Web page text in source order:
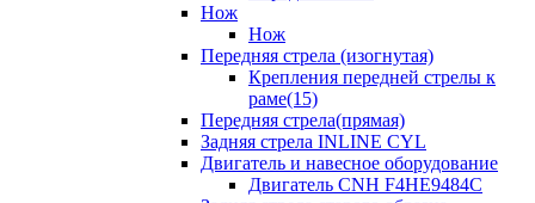
Нож
Нож
Передняя стрела (изогнутая)
Крепления передней стрелы к
раме(15)
Передняя стрела(прямая)
Задняя стрела INLINE CYL
Двигатель и навесное оборудование
Двигатель CNH F4HE9484C